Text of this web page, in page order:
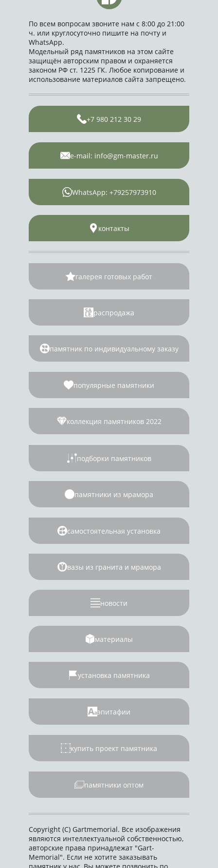
По всем вопросам звоните нам с 8:00 до 21:00
ч. или круглосуточно пишите на почту и
WhatsApp.
Модельный ряд памятников на этом сайте
защищён авторским правом и охраняется
законом РФ ст. 1225 ГК. Любое копирование и
использование материалов сайта запрещено.
+7 980 212 30 29
e-mail: info@gm-master.ru
WhatsApp: +79257973910
контакты
галерея готовых работ
распродажа
памятник по индивидуальному заказу
популярные памятники
коллекция памятников 2022
подборки памятников
памятники из мрамора
самостоятельная установка
вазы из гранита и мрамора
новости
материалы
установка памятника
эпитафии
купить проект памятника
памятники оптом
Copyright (C) Gartmemorial. Все изображения
являются интеллектуальной собственностью,
авторские права принадлежат "Gart-
Memorial". Если не хотите заказывать